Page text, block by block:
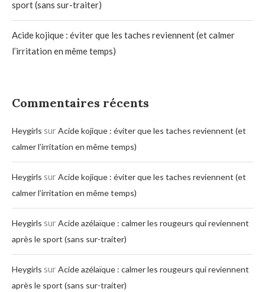
sport (sans sur-traiter)
Acide kojique : éviter que les taches reviennent (et calmer
l’irritation en même temps)
Commentaires récents
Heygirls surAcide kojique : éviter que les taches reviennent (et
calmer l’irritation en même temps)
Heygirls surAcide kojique : éviter que les taches reviennent (et
calmer l’irritation en même temps)
Heygirls surAcide azélaïque : calmer les rougeurs qui reviennent
après le sport (sans sur-traiter)
Heygirls surAcide azélaïque : calmer les rougeurs qui reviennent
après le sport (sans sur-traiter)